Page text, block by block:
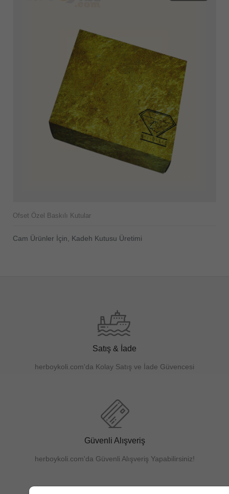
Ofset Özel Baskılı Kutular
Cam Ürünler İçin, Kadeh Kutusu Üretimi
ÜRÜNÜ İNCELE
Satış & İade
herboykoli.com'da Kolay Satış ve İade Güvencesi
Güvenli Alışveriş
herboykoli.com'da Güvenli Alışveriş Yapabilirsiniz!